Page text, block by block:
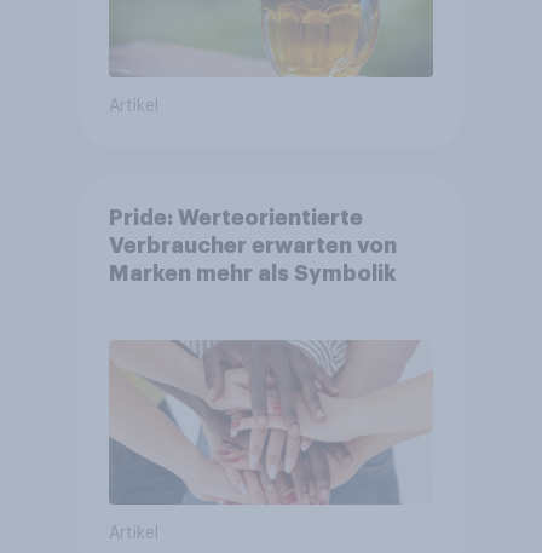
Artikel
Pride: Werteorientierte
Verbraucher erwarten von
Marken mehr als Symbolik
Artikel